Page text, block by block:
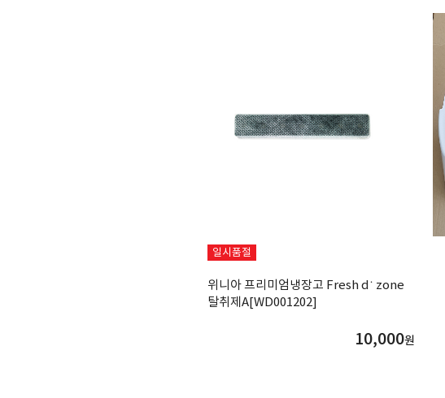
일시품절
위니아 프리미엄냉장고 Fresh d˙ zone
탈취제A[WD001202]
10,000원